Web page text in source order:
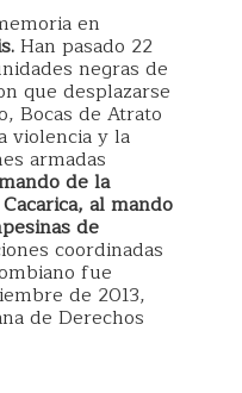
en
Han pasado 22
negras de
que desplazarse
Bocas de Atrato
violencia y la
armadas
de la
al mando
de
coordinadas
fue
de 2013,
de Derechos